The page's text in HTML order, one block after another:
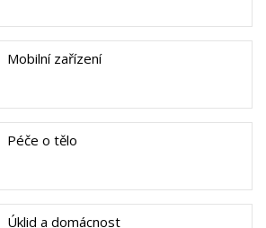
Mobilní zařízení
Péče o tělo
Úklid a domácnost